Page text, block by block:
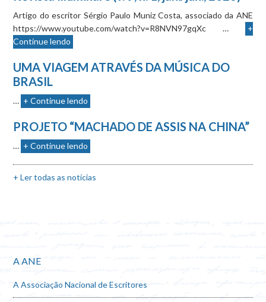
Artigo do escritor Sérgio Paulo Muniz Costa, associado da ANE
https://www.youtube.com/watch?v=R8NVN97gqXc …
+
Continue lendo
UMA VIAGEM ATRAVÉS DA MÚSICA DO
BRASIL
… + Continue lendo
PROJETO “MACHADO DE ASSIS NA CHINA”
… + Continue lendo
+ Ler todas as notícias
A ANE
A Associação Nacional de Escritores